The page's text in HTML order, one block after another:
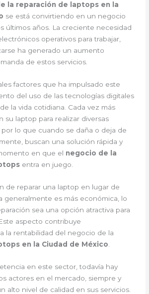
la reparación de laptops en la
se está convirtiendo en un negocio
últimos años. La creciente necesidad
operativos para trabajar,
ha generado un aumento
de estos servicios.
factores que ha impulsado este
del uso de las tecnologías digitales
la vida cotidiana. Cada vez más
su laptop para realizar diversas
por lo que cuando se daña o deja de
buscan una solución rápida y
en que el negocio de la
entra en juego.
de reparar una laptop en lugar de
generalmente es más económica, lo
sea una opción atractiva para
aspecto contribuye
la rentabilidad del negocio de la
en la Ciudad de México
en este sector, todavía hay
actores en el mercado, siempre y
alto nivel de calidad en sus servicios.